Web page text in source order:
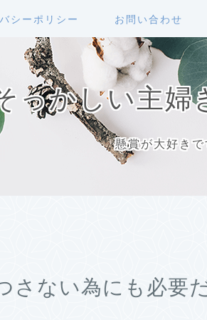
シーポリシー お問い合わせ
っかしい主婦
懸賞が大好きで
ない為にも必要だ